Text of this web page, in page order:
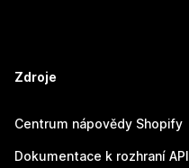
Zdroje
Centrum nápovědy Shopify
Dokumentace k rozhraní API